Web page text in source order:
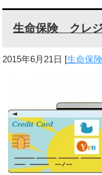
生命保険 クレ
2015年6月21日 [生命保